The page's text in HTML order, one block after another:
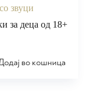
звуци
за деца од 18+
во кошница